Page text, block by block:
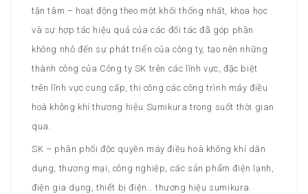
tận tâm – hoạt động theo một khối thống nhất, khoa học
và sự hợp tác hiệu quả của các đối tác đã góp phần
không nhỏ đến sự phát triển của công ty, tạo nên những
thành công của Công ty SK trên các lĩnh vực, đặc biệt
trên lĩnh vực cung cấp, thi công các công trình máy điều
hoà không khí thương hiệu Sumikura trong suốt thời gian
qua.
SK – phân phối độc quyền máy điều hoà không khí dân
dụng, thương mại, công nghiệp, các sản phẩm điện lạnh,
điện gia dụng, thiết bị điện… thương hiệu sumikura.